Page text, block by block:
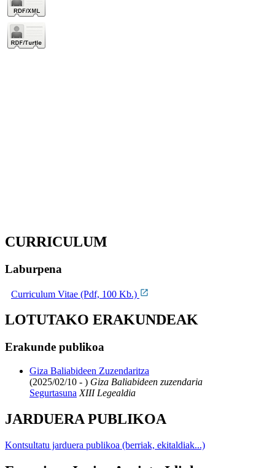
CURRICULUM
Laburpena
Curriculum Vitae (Pdf, 100 Kb.)
LOTUTAKO ERAKUNDEAK
Erakunde publikoa
Giza Baliabideen Zuzendaritza
(2025/02/10 - ) Giza Baliabideen zuzendaria
Segurtasuna XIII Legealdia
JARDUERA PUBLIKOA
Kontsultatu jarduera publikoa (berriak, ekitaldiak...)